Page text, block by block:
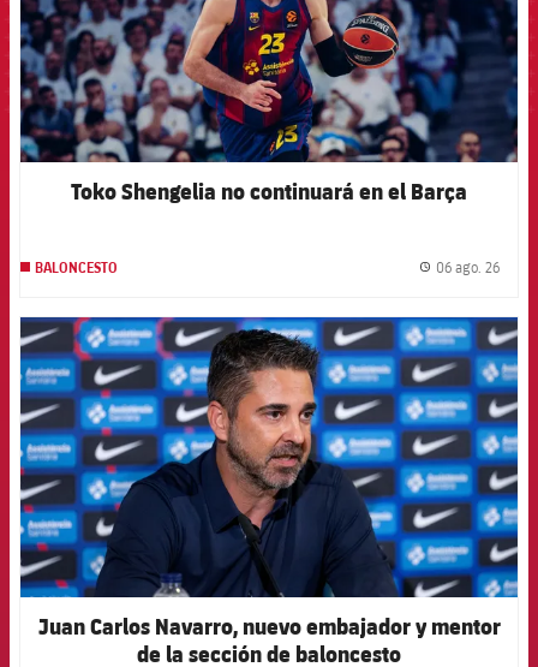
Toko Shengelia no continuará en el Barça
BALONCESTO 06 ago. 26
FCB Barcelona badge
Juan Carlos Navarro, nuevo embajador y mentor
de la sección de baloncesto